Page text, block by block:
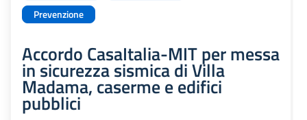
Prevenzione
Accordo CasaItalia-MIT per messa
in sicurezza sismica di Villa
Madama, caserme e edifici
pubblici